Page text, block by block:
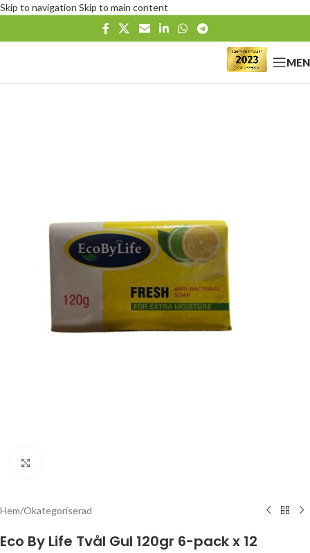
Skip to navigation Skip to main content
Hem/Okategoriserad
Eco By Life Tvål Gul 120gr 6-pack x 12